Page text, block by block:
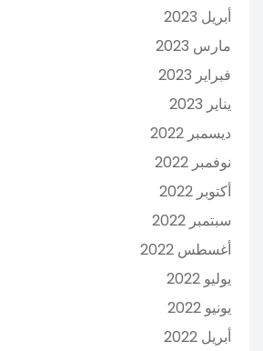
أبريل 2023
مارس 2023
فبراير 2023
يناير 2023
ديسمبر 2022
نوفمبر 2022
أكتوبر 2022
سبتمبر 2022
أغسطس 2022
يوليو 2022
يونيو 2022
أبريل 2022